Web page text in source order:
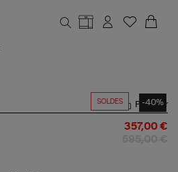
SOLDES -40%
Partager
357,00 €